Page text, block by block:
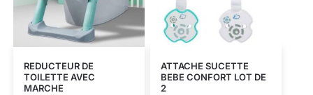
REDUCTEUR DE
TOILETTE AVEC
MARCHE
ATTACHE SUCETTE
BEBE CONFORT LOT DE
2